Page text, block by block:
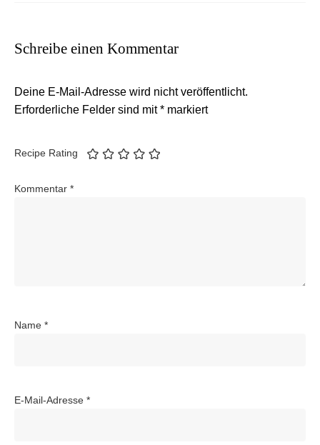
Schreibe einen Kommentar
Deine E-Mail-Adresse wird nicht veröffentlicht.
Erforderliche Felder sind mit* markiert
Recipe Rating
Kommentar *
Name *
E-Mail-Adresse *